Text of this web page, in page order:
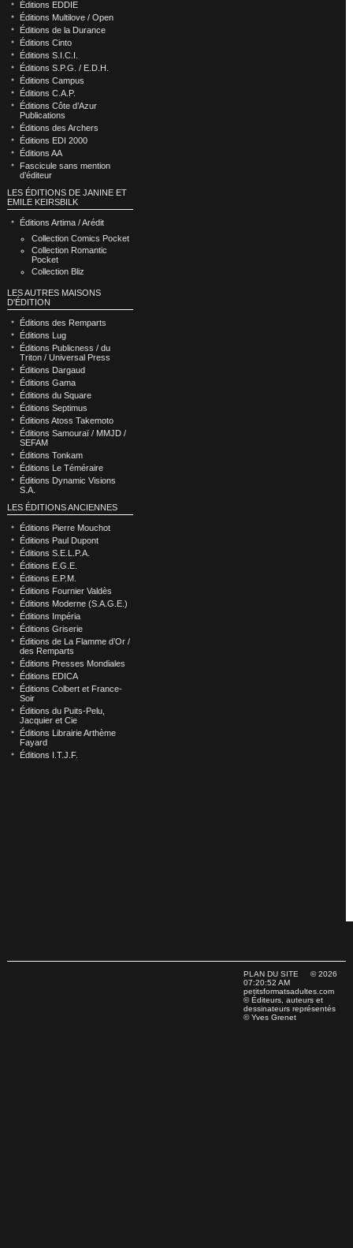
Éditions EDDIE
Éditions Multilove / Open
Éditions de la Durance
Éditions Cinto
Éditions S.I.C.I.
Éditions S.P.G. / E.D.H.
Éditions Campus
Éditions C.A.P.
Éditions Côte d’Azur
Publications
Éditions des Archers
Éditions EDI 2000
Éditions AA
Fascicule sans mention
d’éditeur
LES ÉDITIONS DE JANINE ET
EMILE KEIRSBILK
Éditions Artima / Arédit
Collection Comics Pocket
Collection Romantic
Pocket
Collection Bliz
LES AUTRES MAISONS
D'ÉDITION
Éditions des Remparts
Éditions Lug
Éditions Publicness / du
Triton / Universal Press
Éditions Dargaud
Éditions Gama
Éditions du Square
Éditions Septimus
Éditions Atoss Takemoto
Éditions Samouraï / MMJD /
SEFAM
Éditions Tonkam
Éditions Le Téméraire
Éditions Dynamic Visions
S.A.
LES ÉDITIONS ANCIENNES
Éditions Pierre Mouchot
Éditions Paul Dupont
Éditions S.E.L.P.A.
Éditions E.G.E.
Éditions E.P.M.
Éditions Fournier Valdès
Éditions Moderne (S.A.G.E.)
Éditions Impéria
Éditions Griserie
Éditions de La Flamme d’Or /
des Remparts
Éditions Presses Mondiales
Éditions EDICA
Éditions Colbert et France-
Soir
Éditions du Puits-Pelu,
Jacquier et Cie
Éditions Librairie Arthème
Fayard
Éditions I.T.J.F.
PLAN DU SITE © 2026
07:20:52 AM
petitsformatsadultes.com
© Éditeurs, auteurs et
dessinateurs représentés
© Yves Grenet